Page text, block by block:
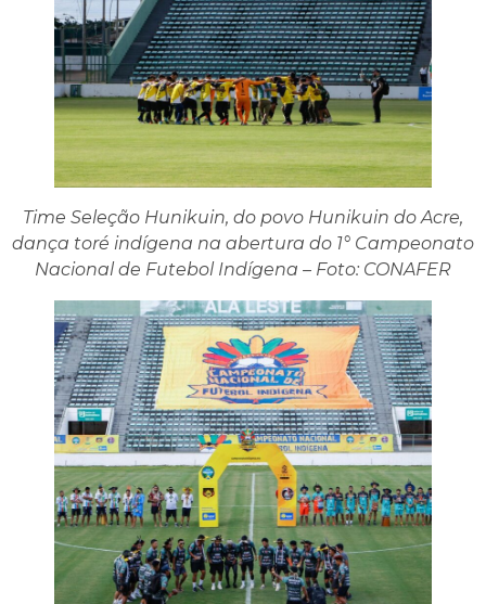
Time Seleção Hunikuin, do povo Hunikuin do Acre,
dança toré indígena na abertura do 1° Campeonato
Nacional de Futebol Indígena – Foto: CONAFER